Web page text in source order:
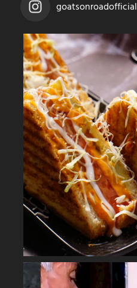
goatsonroadofficial